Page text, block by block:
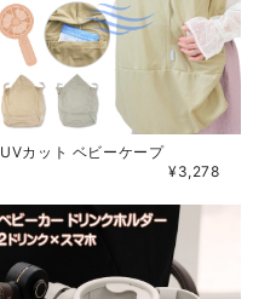
UVカット ベビーケープ
¥3,278